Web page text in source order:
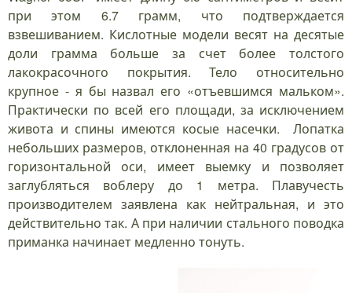
при этом 6.7 грамм, что подтверждается
взвешиванием. Кислотные модели весят на десятые
доли грамма больше за счет более толстого
лакокрасочного покрытия. Тело относительно
крупное - я бы назвал его «отъевшимся мальком».
Практически по всей его площади, за исключением
живота и спины имеются косые насечки. Лопатка
небольших размеров, отклоненная на 40 градусов от
горизонтальной оси, имеет выемку и позволяет
заглубляться воблеру до 1 метра. Плавучесть
производителем заявлена как нейтральная, и это
действительно так. А при наличии стального поводка
приманка начинает медленно тонуть.